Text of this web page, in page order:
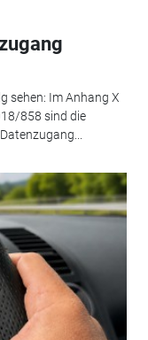
sehen: Im Anhang X
858 sind die